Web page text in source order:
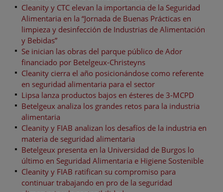
Cleanity y CTC elevan la importancia de la Seguridad
Alimentaria en la “Jornada de Buenas Prácticas en
limpieza y desinfección de Industrias de Alimentación
y Bebidas”
Se inician las obras del parque público de Ador
financiado por Betelgeux-Christeyns
Cleanity cierra el año posicionándose como referente
en seguridad alimentaria para el sector
Lipsa lanza productos bajos en ésteres de 3-MCPD
Betelgeux analiza los grandes retos para la industria
alimentaria
Cleanity y FIAB analizan los desafíos de la industria en
materia de seguridad alimentaria
Betelgeux presenta en la Universidad de Burgos lo
último en Seguridad Alimentaria e Higiene Sostenible
Cleanity y FIAB ratifican su compromiso para
continuar trabajando en pro de la seguridad